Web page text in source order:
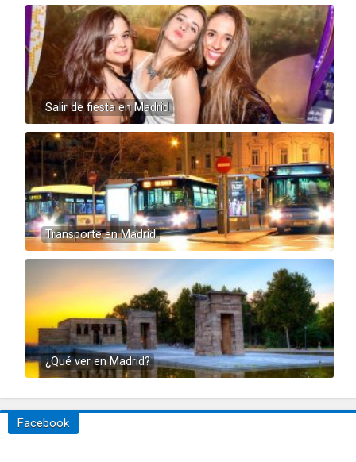
Salir de fiesta en Madrid
Transporte en Madrid
¿Qué ver en Madrid?
Facebook